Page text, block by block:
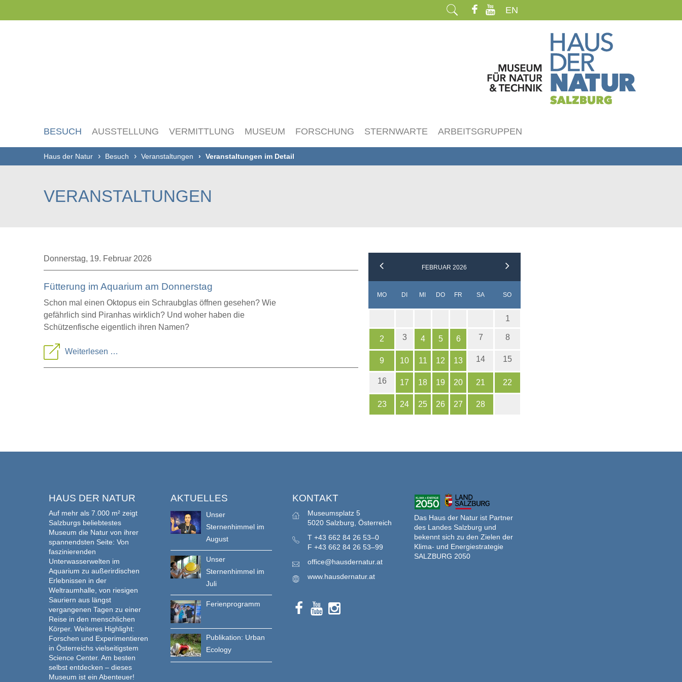
EN
BESUCH AUSSTELLUNG VERMITTLUNG MUSEUM FORSCHUNG STERNWARTE ARBEITSGRUPPEN
Haus der Natur Besuch Veranstaltungen Veranstaltungen im Detail
VERANSTALTUNGEN
Donnerstag, 19. Februar 2026
Fütterung im Aquarium am Donnerstag
Schon mal einen Oktopus ein Schraubglas öffnen gesehen? Wie
gefährlich sind Piranhas wirklich? Und woher haben die
Schützenfische eigentlich ihren Namen?
Weiterlesen …
im
FEBRUAR 2026
MONTAGDIENSTAG
MI TTWOCH
DONNERSTAG
FREITAGSAMSTAGSONNTAG
1
2 3 4 5 6 7 8
9 10 11 12 13 14 15
16 17 18 19 20 21 22
23 24 25 26 27 28
HAUS DER NATUR
Auf mehr als 7.000 m² zeigt
Salzburgs beliebtestes
Museum die Natur von ihrer
spannendsten Seite: Von
faszinierenden
Unterwasserwelten im
Aquarium zu außerirdischen
Erlebnissen in der
Weltraumhalle, von riesigen
Sauriern aus längst
vergangenen Tagen zu einer
Reise in den menschlichen
Körper. Weiteres Highlight:
Forschen und Experimentieren
in Österreichs vielseitigstem
Science Center. Am besten
selbst entdecken – dieses
Museum ist ein Abenteuer!
AKTUELLES
Unser
Sternenhimmel im
August
Unser
Sternenhimmel im
Juli
Ferienprogramm
Publikation: Urban
Ecology
KONTAKT
Museumsplatz 5
5020 Salzburg, Österreich
T +43 662 84 26 53–0
F +43 662 84 26 53–99
office@hausdernatur.at
www.hausdernatur.at
Das Haus der Natur ist Partner
des Landes Salzburg und
bekennt sich zu den Zielen der
Klima- und Energiestrategie
SALZBURG 2050